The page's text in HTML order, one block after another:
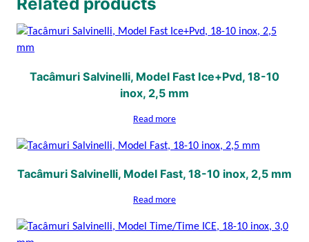
Tacâmuri Salvinelli, Model Fast Ice+Pvd, 18-10
inox, 2,5 mm
Read more
Tacâmuri Salvinelli, Model Fast, 18-10 inox, 2,5 mm
Read more